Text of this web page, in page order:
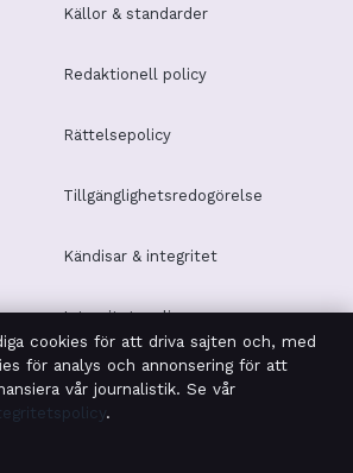
Källor & standarder
Redaktionell policy
Rättelsepolicy
Tillgänglighetsredogörelse
Kändisar & integritet
Integritetspolicy
I KORTHET
cookies för att driva sajten och, med
för analys och annonsering för att
vår journalistik. Se vår
.